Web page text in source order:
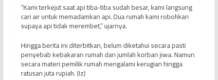
“Kami terkejut saat api tiba-tiba sudah besar, kami langsung
cari air untuk memadamkan api. Dua rumah kami robohkan
supaya api tidak merembet,” ujarnya.
Hingga berita ini diterbitkan, belum diketahui secara pasti
penyebab kebakaran rumah dan jumlah korban jiwa. Namun
secara materi pemilik rumah mengalami kerugian hingga
ratusan juta rupiah. (Iz)